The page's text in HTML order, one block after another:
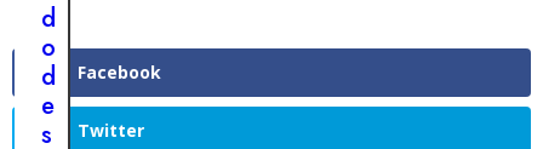
Facebook
Twitter
c
i
ó
n
p
c
a
s
a
b
r
e
u
n
d
o
d
e
s